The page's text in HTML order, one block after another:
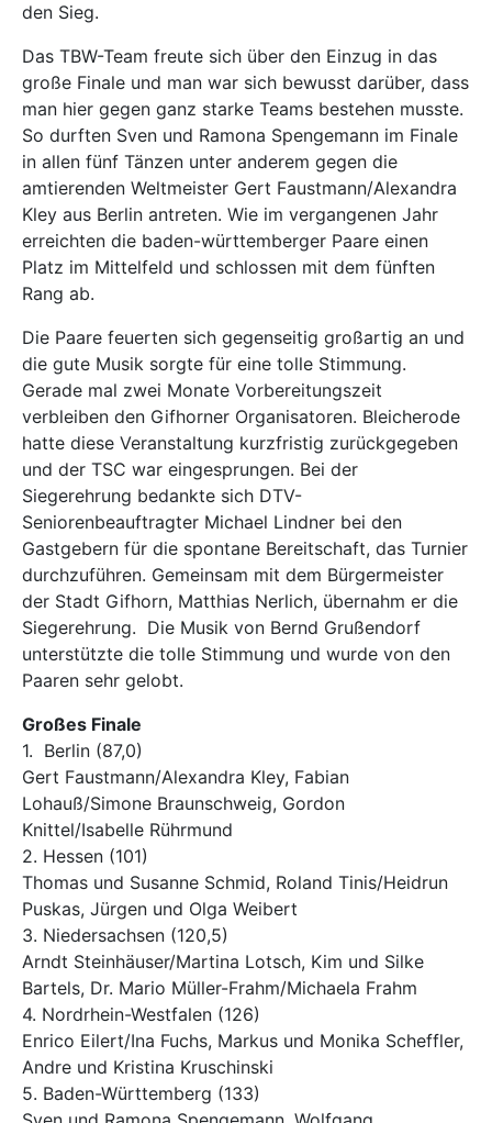
den Sieg.
Das TBW-Team freute sich über den Einzug in das
große Finale und man war sich bewusst darüber, dass
man hier gegen ganz starke Teams bestehen musste.
So durften Sven und Ramona Spengemann im Finale
in allen fünf Tänzen unter anderem gegen die
amtierenden Weltmeister Gert Faustmann/Alexandra
Kley aus Berlin antreten. Wie im vergangenen Jahr
erreichten die baden-württemberger Paare einen
Platz im Mittelfeld und schlossen mit dem fünften
Rang ab.
Die Paare feuerten sich gegenseitig großartig an und
die gute Musik sorgte für eine tolle Stimmung.
Gerade mal zwei Monate Vorbereitungszeit
verbleiben den Gifhorner Organisatoren. Bleicherode
hatte diese Veranstaltung kurzfristig zurückgegeben
und der TSC war eingesprungen. Bei der
Siegerehrung bedankte sich DTV-
Seniorenbeauftragter Michael Lindner bei den
Gastgebern für die spontane Bereitschaft, das Turnier
durchzuführen. Gemeinsam mit dem Bürgermeister
der Stadt Gifhorn, Matthias Nerlich, übernahm er die
Siegerehrung. Die Musik von Bernd Grußendorf
unterstützte die tolle Stimmung und wurde von den
Paaren sehr gelobt.
Großes Finale
1. Berlin (87,0)
Gert Faustmann/Alexandra Kley, Fabian
Lohauß/Simone Braunschweig, Gordon
Knittel/Isabelle Rührmund
2. Hessen (101)
Thomas und Susanne Schmid, Roland Tinis/Heidrun
Puskas, Jürgen und Olga Weibert
3. Niedersachsen (120,5)
Arndt Steinhäuser/Martina Lotsch, Kim und Silke
Bartels, Dr. Mario Müller-Frahm/Michaela Frahm
4. Nordrhein-Westfalen (126)
Enrico Eilert/Ina Fuchs, Markus und Monika Scheffler,
Andre und Kristina Kruschinski
5. Baden-Württemberg (133)